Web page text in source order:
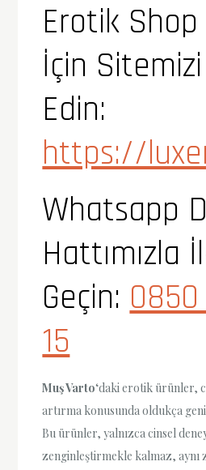
Erotik
İçin
Edin:
https://
Whatsapp
Hattımızla
Geçin:
15
Muş Varto‘daki erotik ürünler,
artırma konusunda oldukça
Bu ürünler, yalnızca cinsel
zenginleştirmekle kalmaz, aynı